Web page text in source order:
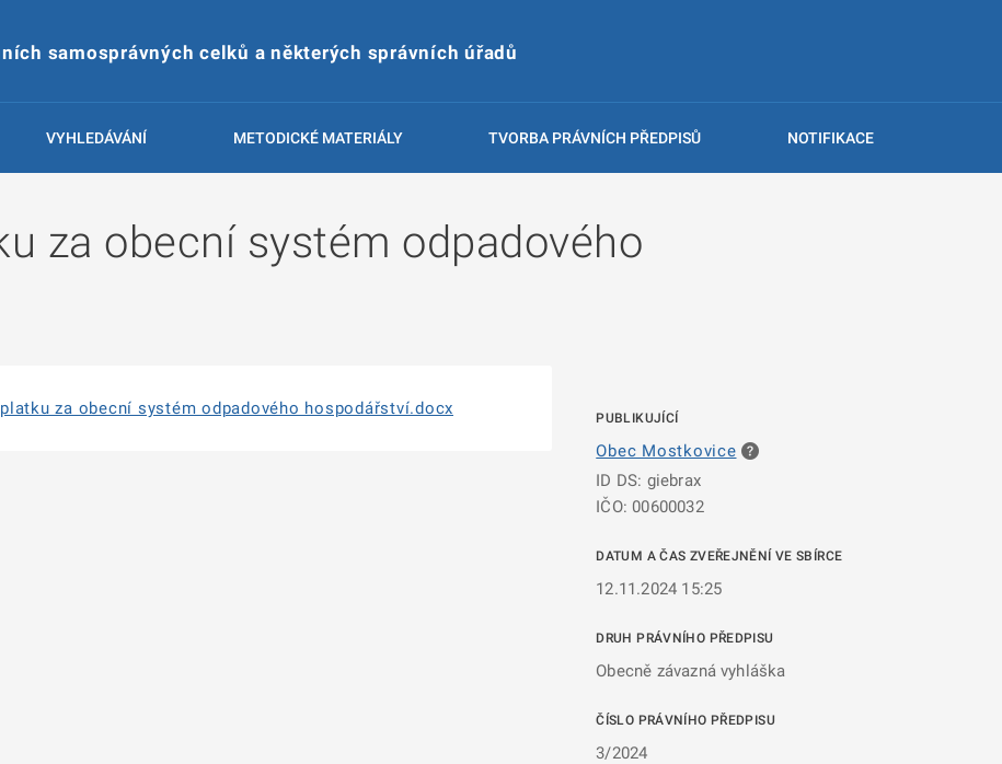
samosprávných celků a některých správních úřadů
VYHLEDÁVÁNÍ METODICKÉ MATERIÁLY TVORBA PRÁVNÍCH PŘEDPISŮ NOTIFIKACE
za obecní systém odpadového
PUBLIKUJÍCÍ
Obec Mostkovice
ID DS: giebrax
IČO: 00600032
DATUM A ČAS ZVEŘEJNĚNÍ VE SBÍRCE
12.11.2024 15:25
DRUH PRÁVNÍHO PŘEDPISU
Obecně závazná vyhláška
ČÍSLO PRÁVNÍHO PŘEDPISU
3/2024
za obecní systém odpadového hospodářství.docx